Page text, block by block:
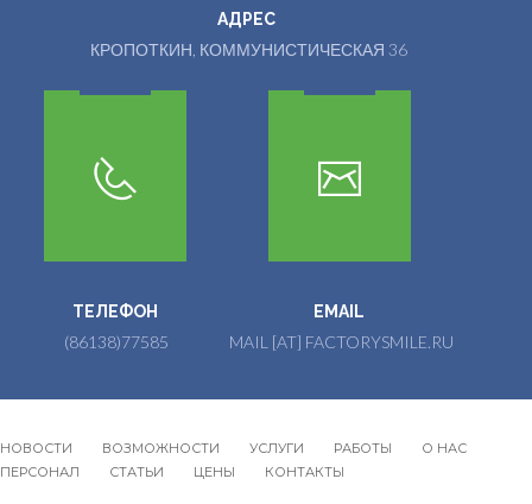
АДРЕС
КРОПОТКИН, КОММУНИСТИЧЕСКАЯ 36
ТЕЛЕФОН
(86138)77585
EMAIL
MAIL [AT] FACTORYSMILE.RU
Footer
НОВОСТИ ВОЗМОЖНОСТИ УСЛУГИ РАБОТЫ
О НАС
ПЕРСОНАЛ
СТАТЬИ ЦЕНЫ КОНТАКТЫ